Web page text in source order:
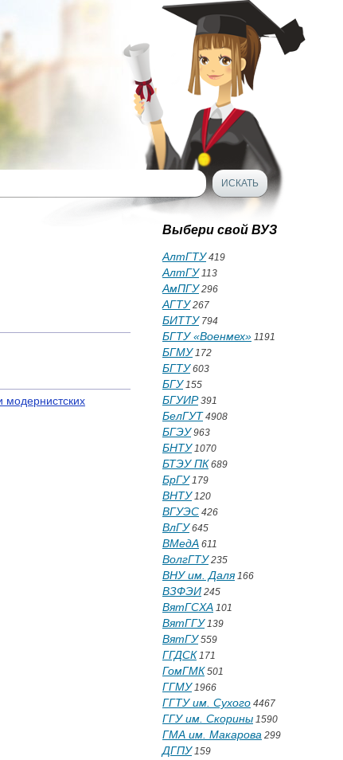
модернистских
Выбери свой ВУЗ
АлтГТУ419
АлтГУ113
АмПГУ296
АГТУ267
БИТТУ794
БГТУ «Военмех» 1191
БГМУ172
БГТУ603
БГУ155
БГУИР391
БелГУТ 4908
БГЭУ963
БНТУ1070
БТЭУ ПК 689
БрГУ179
ВНТУ120
ВГУЭС 426
ВлГУ645
ВМедА 611
ВолгГТУ235
ВНУ им. Даля166
ВЗФЭИ 245
ВятГСХА 101
ВятГГУ139
ВятГУ559
ГГДСК 171
ГомГМК 501
ГГМУ1966
ГГТУ им. Сухого 4467
ГГУ им. Скорины 1590
ГМА им. Макарова 299
ДГПУ159